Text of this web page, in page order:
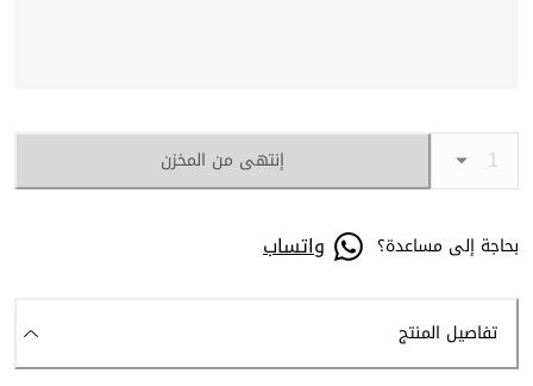
إنتهى من المخزن
بحاجة إلى مساعدة؟ واتساب
تفاصيل المنتج